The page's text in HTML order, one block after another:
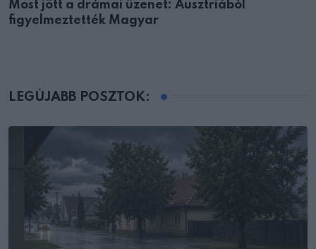
Most jött a drámai üzenet: Ausztriából
figyelmeztették Magyar
LEGÚJABB POSZTOK: